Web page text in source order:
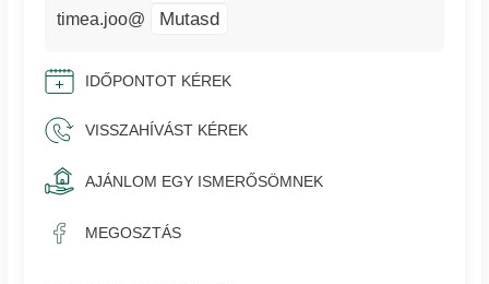
timea.joo@ Mutasd
IDŐPONTOT KÉREK
VISSZAHÍVÁST KÉREK
AJÁNLOM EGY ISMERŐSÖMNEK
MEGOSZTÁS